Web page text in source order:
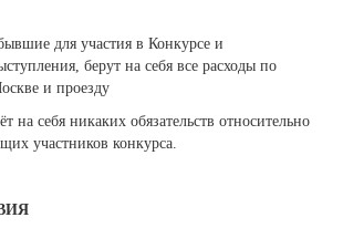
для участия в Конкурсе и
берут на себя все расходы по
и проезду
на себя никаких обязательств относительно
участников конкурса.